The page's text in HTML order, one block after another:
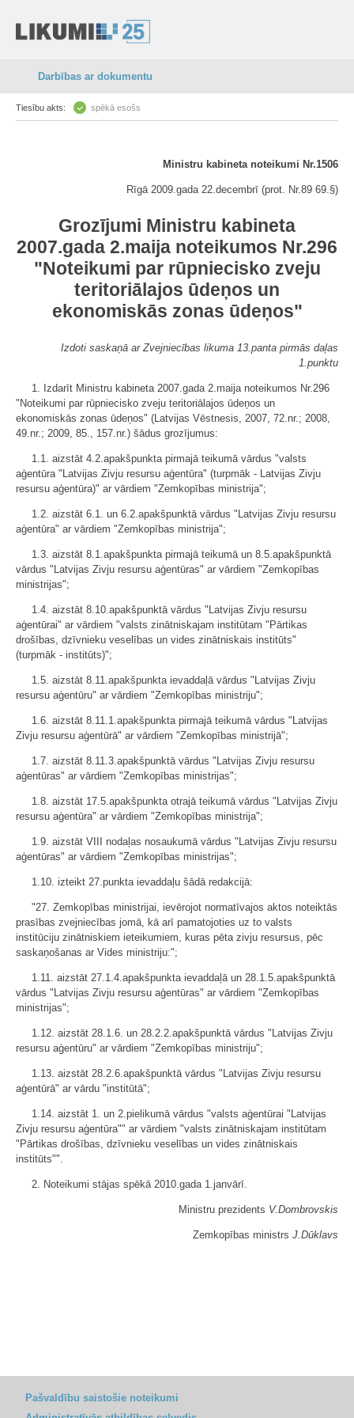
Darbības ar dokumentu
Tiesību akts: spēkā esošs
Ministru kabineta noteikumi Nr.1506
Rīgā 2009.gada 22.decembrī (prot. Nr.89 69.§)
Grozījumi Ministru kabineta
2007.gada 2.maija noteikumos Nr.296
"Noteikumi par rūpniecisko zveju
teritoriālajos ūdeņos un
ekonomiskās zonas ūdeņos"
Izdoti saskaņā ar Zvejniecības likuma 13.panta pirmās daļas
1.punktu
1. Izdarīt Ministru kabineta 2007.gada 2.maija noteikumos Nr.296
"Noteikumi par rūpniecisko zveju teritoriālajos ūdeņos un
ekonomiskās zonas ūdeņos" (Latvijas Vēstnesis, 2007, 72.nr.; 2008,
49.nr.; 2009, 85., 157.nr.) šādus grozījumus:
1.1. aizstāt 4.2.apakšpunkta pirmajā teikumā vārdus "valsts
aģentūra "Latvijas Zivju resursu aģentūra" (turpmāk - Latvijas Zivju
resursu aģentūra)" ar vārdiem "Zemkopības ministrija";
1.2. aizstāt 6.1. un 6.2.apakšpunktā vārdus "Latvijas Zivju resursu
aģentūra" ar vārdiem "Zemkopības ministrija";
1.3. aizstāt 8.1.apakšpunkta pirmajā teikumā un 8.5.apakšpunktā
vārdus "Latvijas Zivju resursu aģentūras" ar vārdiem "Zemkopības
ministrijas";
1.4. aizstāt 8.10.apakšpunktā vārdus "Latvijas Zivju resursu
aģentūrai" ar vārdiem "valsts zinātniskajam institūtam "Pārtikas
drošības, dzīvnieku veselības un vides zinātniskais institūts"
(turpmāk - institūts)";
1.5. aizstāt 8.11.apakšpunkta ievaddaļā vārdus "Latvijas Zivju
resursu aģentūru" ar vārdiem "Zemkopības ministriju";
1.6. aizstāt 8.11.1.apakšpunkta pirmajā teikumā vārdus "Latvijas
Zivju resursu aģentūrā" ar vārdiem "Zemkopības ministrijā";
1.7. aizstāt 8.11.3.apakšpunktā vārdus "Latvijas Zivju resursu
aģentūras" ar vārdiem "Zemkopības ministrijas";
1.8. aizstāt 17.5.apakšpunkta otrajā teikumā vārdus "Latvijas Zivju
resursu aģentūra" ar vārdiem "Zemkopības ministrija";
1.9. aizstāt VIII nodaļas nosaukumā vārdus "Latvijas Zivju resursu
aģentūras" ar vārdiem "Zemkopības ministrijas";
1.10. izteikt 27.punkta ievaddaļu šādā redakcijā:
"27. Zemkopības ministrijai, ievērojot normatīvajos aktos noteiktās
prasības zvejniecības jomā, kā arī pamatojoties uz to valsts
institūciju zinātniskiem ieteikumiem, kuras pēta zivju resursus, pēc
saskaņošanas ar Vides ministriju:";
1.11. aizstāt 27.1.4.apakšpunkta ievaddaļā un 28.1.5.apakšpunktā
vārdus "Latvijas Zivju resursu aģentūras" ar vārdiem "Zemkopības
ministrijas";
1.12. aizstāt 28.1.6. un 28.2.2.apakšpunktā vārdus "Latvijas Zivju
resursu aģentūru" ar vārdiem "Zemkopības ministriju";
1.13. aizstāt 28.2.6.apakšpunktā vārdus "Latvijas Zivju resursu
aģentūrā" ar vārdu "institūtā";
1.14. aizstāt 1. un 2.pielikumā vārdus "valsts aģentūrai "Latvijas
Zivju resursu aģentūra"" ar vārdiem "valsts zinātniskajam institūtam
"Pārtikas drošības, dzīvnieku veselības un vides zinātniskais
institūts"".
2. Noteikumi stājas spēkā 2010.gada 1.janvārī.
Ministru prezidents V.Dombrovskis
Zemkopības ministrs J.Dūklavs
Pašvaldību saistošie noteikumi